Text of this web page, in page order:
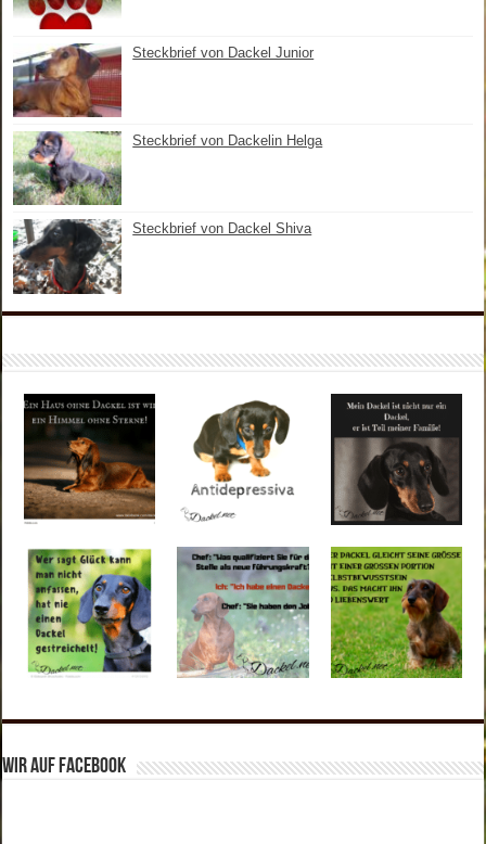
Steckbrief von Dackel Junior
Steckbrief von Dackelin Helga
Steckbrief von Dackel Shiva
Wir auf Facebook